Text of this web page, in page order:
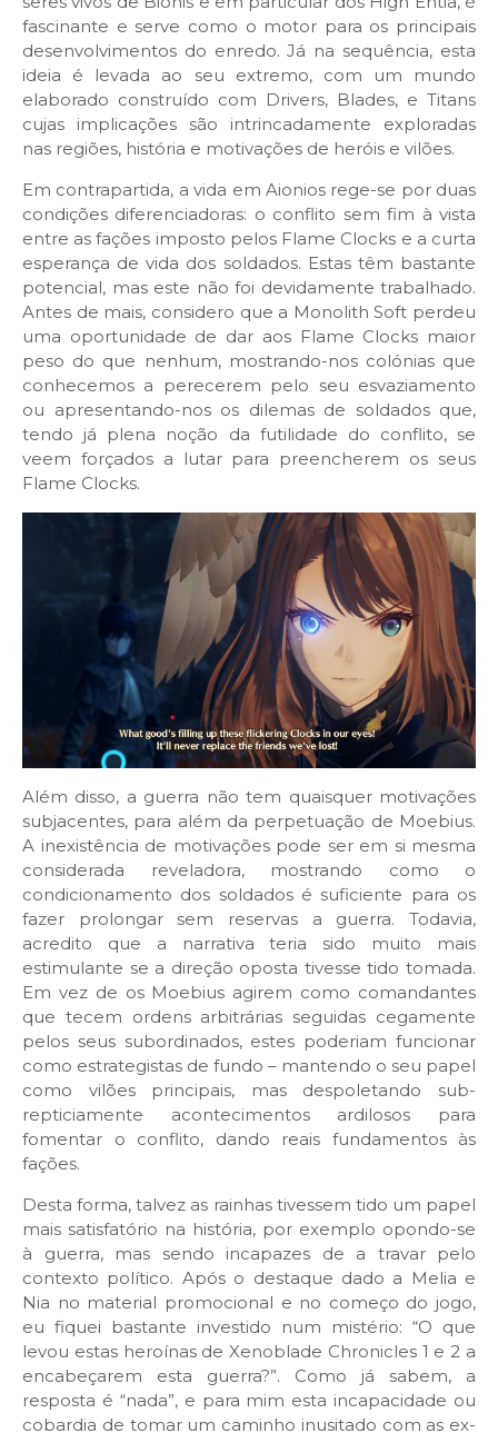
fascinante e serve como o motor para os principais
desenvolvimentos do enredo. Já na sequência, esta
ideia é levada ao seu extremo, com um mundo
elaborado construído com Drivers, Blades, e Titans
cujas implicações são intrincadamente exploradas
nas regiões, história e motivações de heróis e vilões.
Em contrapartida, a vida em Aionios rege-se por duas
condições diferenciadoras: o conflito sem fim à vista
entre as fações imposto pelos Flame Clocks e a curta
esperança de vida dos soldados. Estas têm bastante
potencial, mas este não foi devidamente trabalhado.
Antes de mais, considero que a Monolith Soft perdeu
uma oportunidade de dar aos Flame Clocks maior
peso do que nenhum, mostrando-nos colónias que
conhecemos a perecerem pelo seu esvaziamento
ou apresentando-nos os dilemas de soldados que,
tendo já plena noção da futilidade do conflito, se
veem forçados a lutar para preencherem os seus
Flame Clocks.
Além disso, a guerra não tem quaisquer motivações
subjacentes, para além da perpetuação de Moebius.
A inexistência de motivações pode ser em si mesma
considerada reveladora, mostrando como o
condicionamento dos soldados é suficiente para os
fazer prolongar sem reservas a guerra. Todavia,
acredito que a narrativa teria sido muito mais
estimulante se a direção oposta tivesse tido tomada.
Em vez de os Moebius agirem como comandantes
que tecem ordens arbitrárias seguidas cegamente
pelos seus subordinados, estes poderiam funcionar
como estrategistas de fundo – mantendo o seu papel
como vilões principais, mas despoletando sub-
repticiamente acontecimentos ardilosos para
fomentar o conflito, dando reais fundamentos às
fações.
Desta forma, talvez as rainhas tivessem tido um papel
mais satisfatório na história, por exemplo opondo-se
à guerra, mas sendo incapazes de a travar pelo
contexto político. Após o destaque dado a Melia e
Nia no material promocional e no começo do jogo,
eu fiquei bastante investido num mistério: “O que
levou estas heroínas de Xenoblade Chronicles 1 e 2 a
encabeçarem esta guerra?”. Como já sabem, a
resposta é “nada”, e para mim esta incapacidade ou
cobardia de tomar um caminho inusitado com as ex-